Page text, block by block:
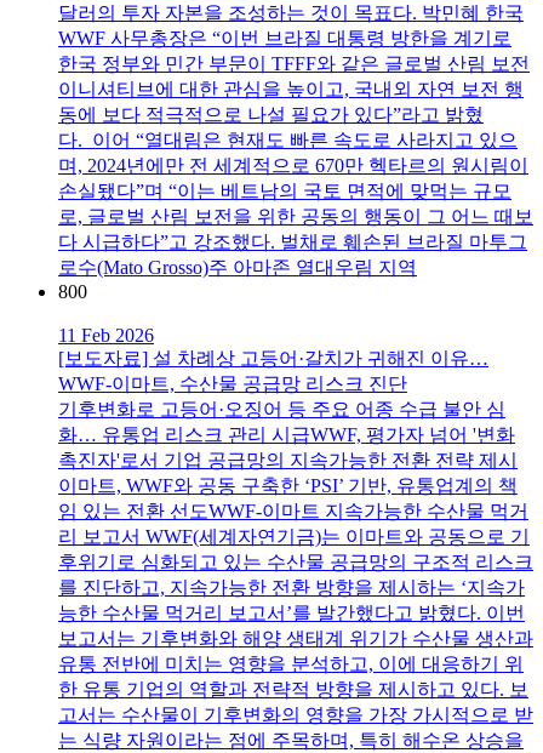
달러의 투자 자본을 조성하는 것이 목표다. 박민혜 한국
WWF 사무총장은 “이번 브라질 대통령 방한을 계기로
한국 정부와 민간 부문이 TFFF와 같은 글로벌 산림 보전
이니셔티브에 대한 관심을 높이고, 국내외 자연 보전 행
동에 보다 적극적으로 나설 필요가 있다”라고 밝혔
다. 이어 “열대림은 현재도 빠른 속도로 사라지고 있으
며, 2024년에만 전 세계적으로 670만 헥타르의 원시림이
손실됐다”며 “이는 베트남의 국토 면적에 맞먹는 규모
로, 글로벌 산림 보전을 위한 공동의 행동이 그 어느 때보
다 시급하다”고 강조했다. 벌채로 훼손된 브라질 마투그
로수(Mato Grosso)주 아마존 열대우림 지역
800
11 Feb 2026
[보도자료] 설 차례상 고등어·갈치가 귀해진 이유…
WWF-이마트, 수산물 공급망 리스크 진단
기후변화로 고등어·오징어 등 주요 어종 수급 불안 심
화… 유통업 리스크 관리 시급WWF, 평가자 넘어 '변화
촉진자'로서 기업 공급망의 지속가능한 전환 전략 제시
이마트, WWF와 공동 구축한 ‘PSI’ 기반, 유통업계의 책
임 있는 전환 선도WWF-이마트 지속가능한 수산물 먹거
리 보고서 WWF(세계자연기금)는 이마트와 공동으로 기
후위기로 심화되고 있는 수산물 공급망의 구조적 리스크
를 진단하고, 지속가능한 전환 방향을 제시하는 ‘지속가
능한 수산물 먹거리 보고서’를 발간했다고 밝혔다. 이번
보고서는 기후변화와 해양 생태계 위기가 수산물 생산과
유통 전반에 미치는 영향을 분석하고, 이에 대응하기 위
한 유통 기업의 역할과 전략적 방향을 제시하고 있다. 보
고서는 수산물이 기후변화의 영향을 가장 가시적으로 받
는 식량 자원이라는 점에 주목하며, 특히 해수온 상승을